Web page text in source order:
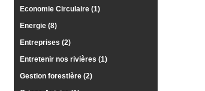
Economie Circulaire (1)
Energie (8)
Entreprises (2)
Entretenir nos rivières (1)
Gestion forestière (2)